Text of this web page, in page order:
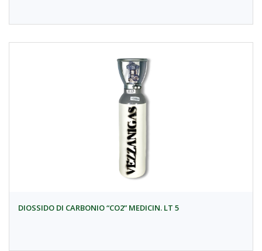
DIOSSIDO DI CARBONIO “CO2” MEDICIN. LT 5